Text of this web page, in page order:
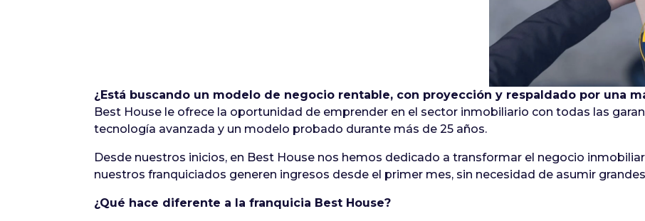
¿Está buscando un modelo de negocio rentable, con proyección y respaldado por una
Best House le ofrece la oportunidad de emprender en el sector inmobiliario con todas las
tecnología avanzada y un modelo probado durante más de 25 años.
Desde nuestros inicios, en Best House nos hemos dedicado a transformar el negocio
nuestros franquiciados generen ingresos desde el primer mes, sin necesidad de asumir
¿Qué hace diferente a la franquicia Best House?